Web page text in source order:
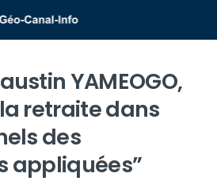
YAMEOGO,
retraite dans
des
appliquées”